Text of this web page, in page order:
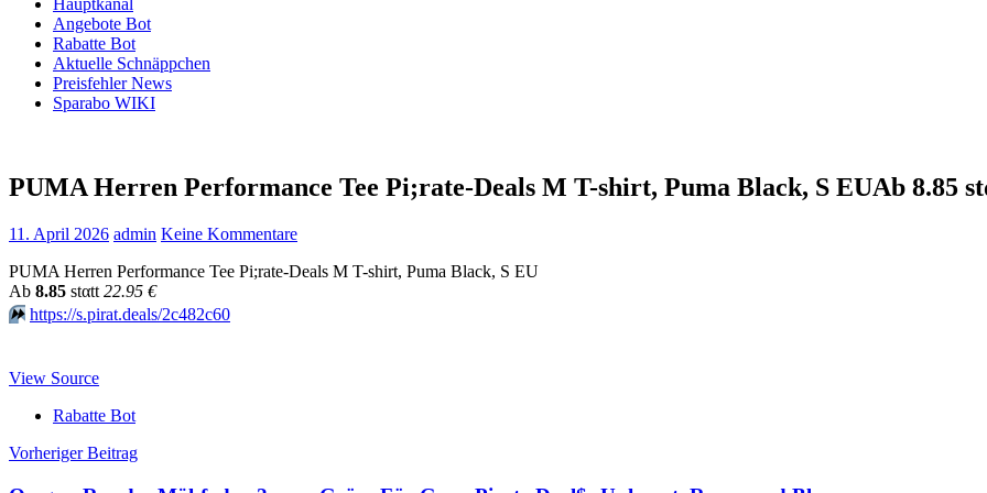
Hauptkanal
Angebote Bot
Rabatte Bot
Aktuelle Schnäppchen
Preisfehler News
Sparabo WIKI
PUMA Herren Performance Tee Pi;rate-Deals M T-shirt, Puma Black, S EUАb 8.85
11. April 2026 admin Keine Kommentare
PUMA Herren Performance Tee Pi;rate-Deals M T-shirt, Puma Black, S EU
Аb 8.85 stαtt 22.95 €
⏩️ https://s.pirat.deals/2c482c60
View Source
Rabatte Bot
Beitragsnavigation
Vorheriger Beitrag